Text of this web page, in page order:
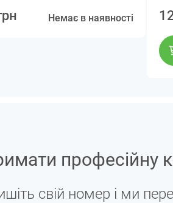
Немає в наявності
професійну
свій номер і ми